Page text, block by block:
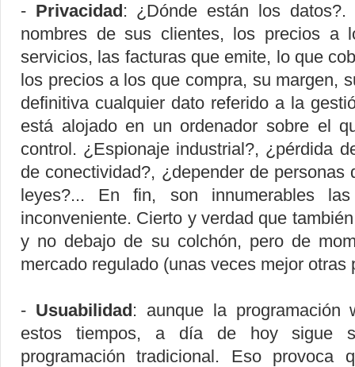
- Privacidad: ¿Dónde están los
nombres de sus clientes, los precios a
servicios, las facturas que emite, lo que
los precios a los que compra, su margen,
definitiva cualquier dato referido a la
está alojado en un ordenador sobre el
control. ¿Espionaje industrial?, ¿pérdida
de conectividad?, ¿depender de
leyes?... En fin, son innumerables
inconveniente. Cierto y verdad que
y no debajo de su colchón, pero de
mercado regulado (unas veces mejor
- Usuabilidad: aunque la programación
estos tiempos, a día de hoy sigue
programación tradicional. Eso provoca